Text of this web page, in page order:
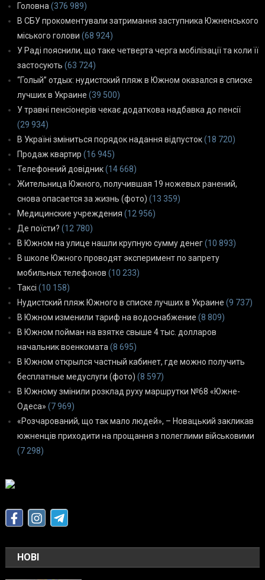
Головна (376 989)
В СБУ прокоментували затримання заступника Южненського
міського голови (68 924)
У Раді пояснили, що таке четверта черга мобілізації та коли її
застосують (63 724)
“Голый” отдых: нудистский пляж в Южном оказался в списке
лучших в Украине (39 500)
У травні пенсіонерів чекає додаткова надбавка до пенсії
(29 934)
В Україні зміниться порядок надання відпусток(18 720)
Продаж квартир (16 945)
Телефонний довідник(14 668)
Жительница Южного, получившая 19 ножевых ранений,
снова опасается за жизнь (фото) (13 359)
Медицинские учреждения (12 956)
Де поїсти? (12 780)
В Южном на улице нашли крупную сумму денег(10 893)
В школе Южного проводят эксперимент по запрету
мобильных телефонов (10 233)
Таксі (10 158)
Нудистский пляж Южного в списке лучших в Украине (9 737)
В Южном изменили тариф на водоснабжение (8 809)
В Южном пойман на взятке свыше 4 тыс. долларов
начальник военкомата (8 695)
В Южном открылся частный кабинет, где можно получить
бесплатные медуслуги (фото) (8 597)
В Южному змінили розклад руху маршрутки №68 «Южне-
Одеса» (7 969)
«Розчарований, що так мало людей», – Новацький закликав
южненців приходити на прощання з полеглими військовими
(7 298)
НОВІ